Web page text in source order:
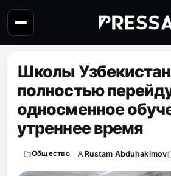
Школы
полностью
односменное
утреннее время
Общество Rustam Abduhakimov